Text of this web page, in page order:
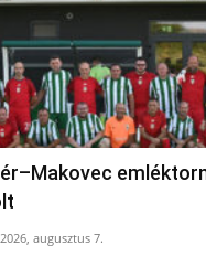
2026, augusztus 7.